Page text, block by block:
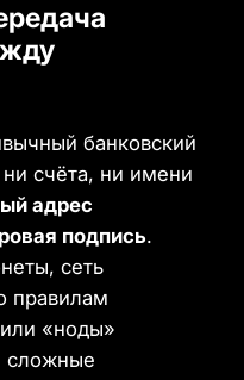
банковский
счёта, ни имени
адрес
подпись.
сеть
правилам
«ноды»
сложные